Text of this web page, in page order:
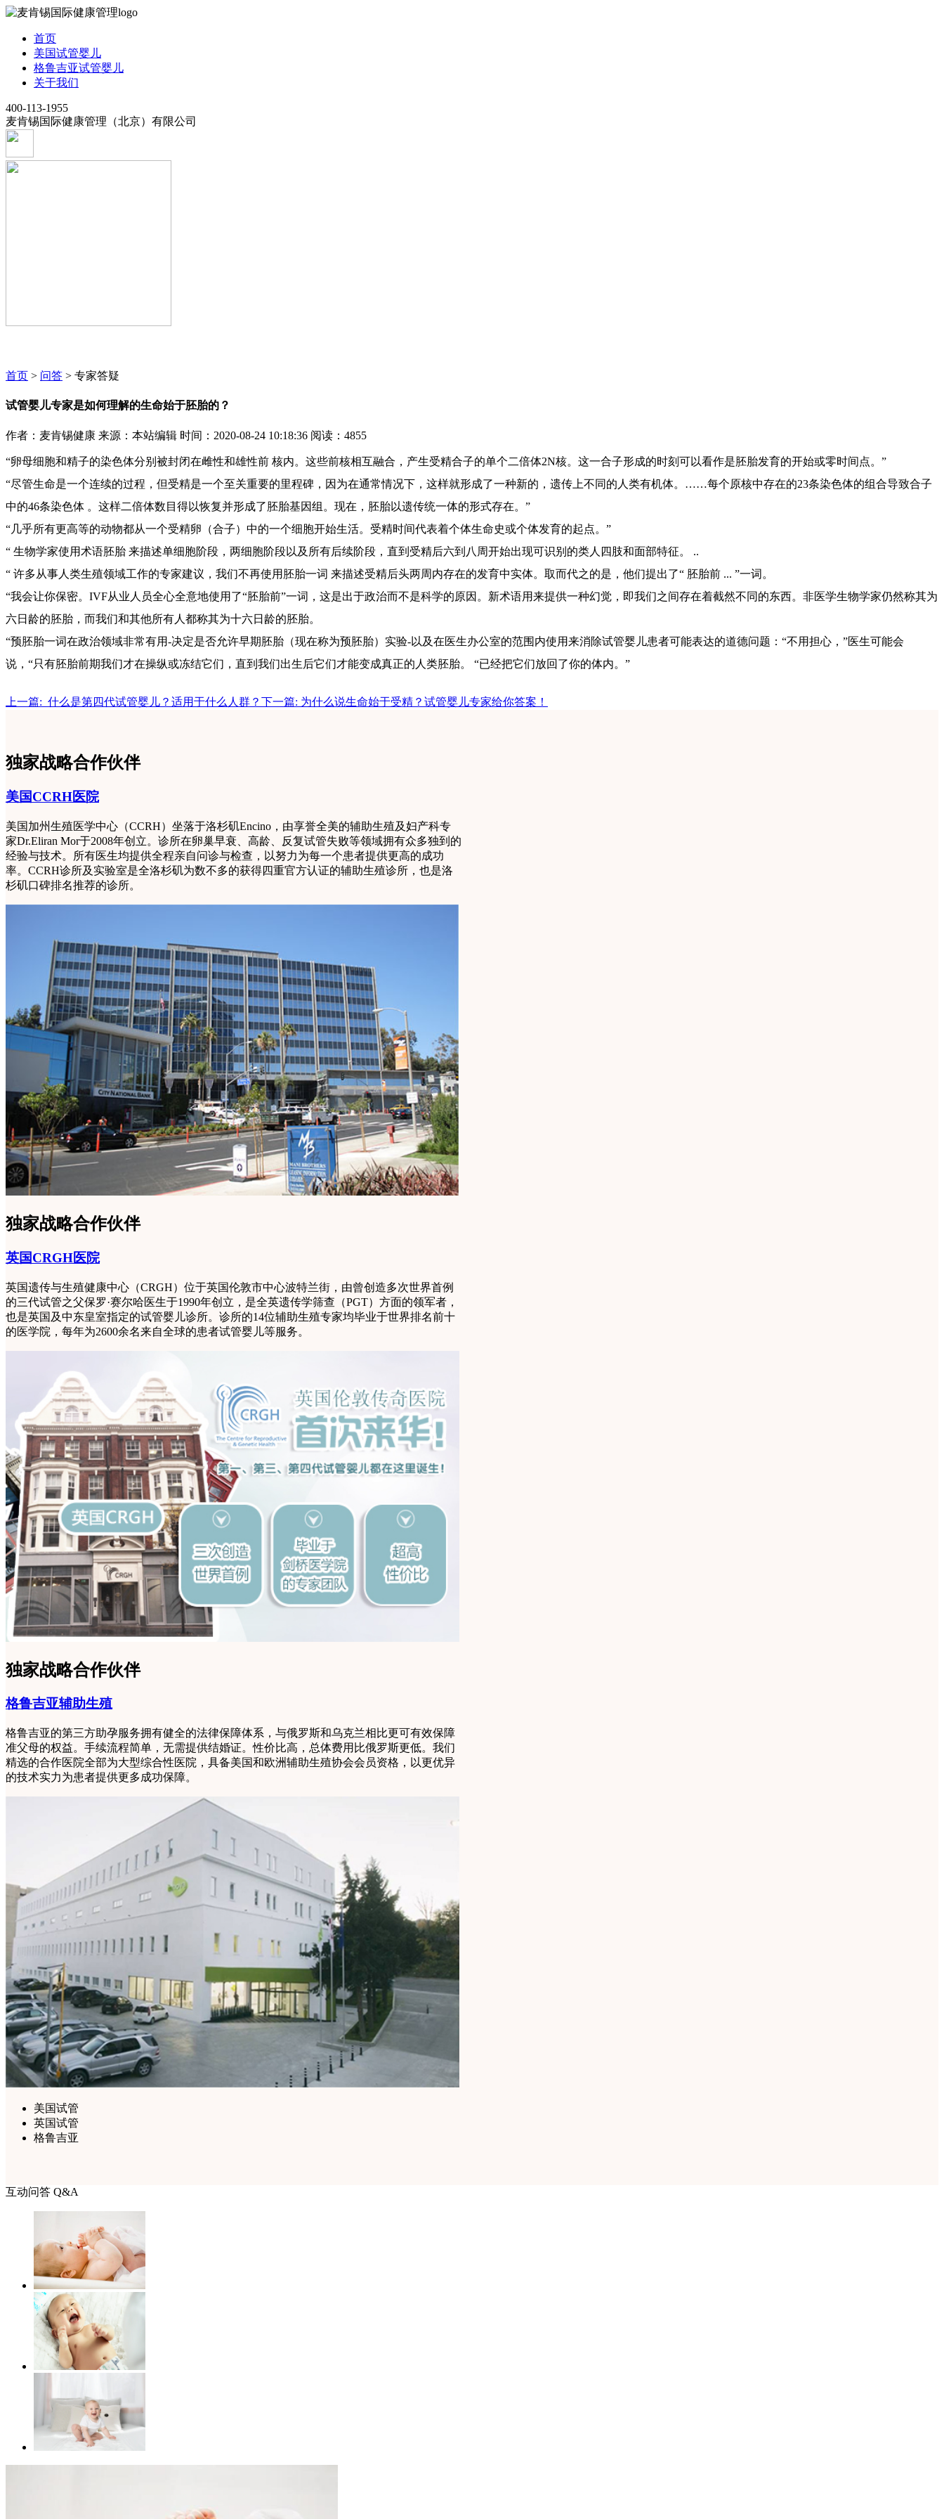
首页
美国试管婴儿
格鲁吉亚试管婴儿
关于我们
400-113-1955
麦肯锡国际健康管理（北京）有限公司
首页 > 问答 > 专家答疑
试管婴儿专家是如何理解的生命始于胚胎的？
作者：麦肯锡健康 来源：本站编辑 时间：2020-08-24 10:18:36 阅读：4855
“卵母细胞和精子的染色体分别被封闭在雌性和雄性前 核内。这些前核相互融合，产生受精合子的单个二倍体2N核。这一合子形成的时刻可以看作是胚胎发育的开始或零时间点。”
“尽管生命是一个连续的过程，但受精是一个至关重要的里程碑，因为在通常情况下，这样就形成了一种新的，遗传上不同的人类有机体。……每个原核中存在的23条染色体的组合导致合子
中的46条染色体 。这样二倍体数目得以恢复并形成了胚胎基因组。现在，胚胎以遗传统一体的形式存在。”
“几乎所有更高等的动物都从一个受精卵（合子）中的一个细胞开始生活。受精时间代表着个体生命史或个体发育的起点。”
“ 生物学家使用术语胚胎 来描述单细胞阶段，两细胞阶段以及所有后续阶段，直到受精后六到八周开始出现可识别的类人四肢和面部特征。 ..
“ 许多从事人类生殖领域工作的专家建议，我们不再使用胚胎一词 来描述受精后头两周内存在的发育中实体。取而代之的是，他们提出了“ 胚胎前 ... ”一词。
“我会让你保密。IVF从业人员全心全意地使用了“胚胎前”一词，这是出于政治而不是科学的原因。新术语用来提供一种幻觉，即我们之间存在着截然不同的东西。非医学生物学家仍然称其为
六日龄的胚胎，而我们和其他所有人都称其为十六日龄的胚胎。
“预胚胎一词在政治领域非常有用-决定是否允许早期胚胎（现在称为预胚胎）实验-以及在医生办公室的范围内使用来消除试管婴儿患者可能表达的道德问题：“不用担心，”医生可能会
说，“只有胚胎前期我们才在操纵或冻结它们，直到我们出生后它们才能变成真正的人类胚胎。 “已经把它们放回了你的体内。”
上一篇: 什么是第四代试管婴儿？适用于什么人群？ 下一篇: 为什么说生命始于受精？试管婴儿专家给你答案！
独家战略合作伙伴
美国CCRH医院
美国加州生殖医学中心（CCRH）坐落于洛杉矶Encino，由享誉全美的辅助生殖及妇产科专
家Dr.Eliran Mor于2008年创立。诊所在卵巢早衰、高龄、反复试管失败等领域拥有众多独到的
经验与技术。所有医生均提供全程亲自问诊与检查，以努力为每一个患者提供更高的成功
率。CCRH诊所及实验室是全洛杉矶为数不多的获得四重官方认证的辅助生殖诊所，也是洛
杉矶口碑排名推荐的诊所。
独家战略合作伙伴
英国CRGH医院
英国遗传与生殖健康中心（CRGH）位于英国伦敦市中心波特兰街，由曾创造多次世界首例
的三代试管之父保罗·赛尔哈医生于1990年创立，是全英遗传学筛查（PGT）方面的领军者，
也是英国及中东皇室指定的试管婴儿诊所。诊所的14位辅助生殖专家均毕业于世界排名前十
的医学院，每年为2600余名来自全球的患者试管婴儿等服务。
独家战略合作伙伴
格鲁吉亚辅助生殖
格鲁吉亚的第三方助孕服务拥有健全的法律保障体系，与俄罗斯和乌克兰相比更可有效保障
准父母的权益。手续流程简单，无需提供结婚证。性价比高，总体费用比俄罗斯更低。我们
精选的合作医院全部为大型综合性医院，具备美国和欧洲辅助生殖协会会员资格，以更优异
的技术实力为患者提供更多成功保障。
美国试管
英国试管
格鲁吉亚
互动问答 Q&A